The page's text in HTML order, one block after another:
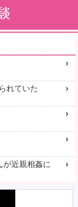
れていた
が近親相姦に